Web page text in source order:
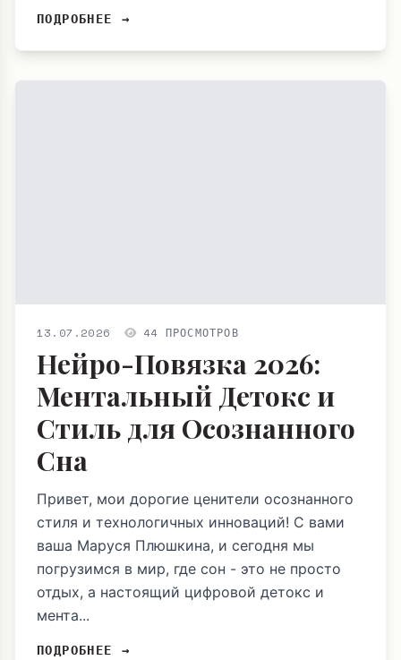
ПОДРОБНЕЕ →
13.07.2026 44 ПРОСМОТРОВ
Нейро-Повязка 2026:
Ментальный Детокс и
Стиль для Осознанного
Сна
Привет, мои дорогие ценители осознанного
стиля и технологичных инноваций! С вами
ваша Маруся Плюшкина, и сегодня мы
погрузимся в мир, где сон - это не просто
отдых, а настоящий цифровой детокс и
мента...
ПОДРОБНЕЕ →